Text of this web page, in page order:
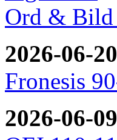
Ord & Bild
2026-06-20
Fronesis
2026-06-09